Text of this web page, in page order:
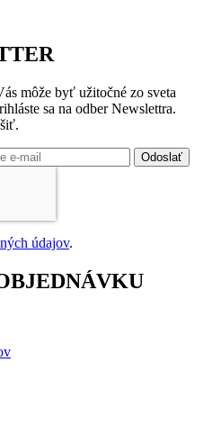
môže byť užitočné zo sveta
sa na odber Newslettra.
Odoslať
údajov.